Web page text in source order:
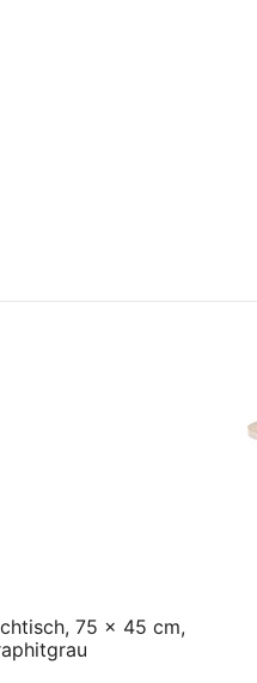
75 x 45 cm,